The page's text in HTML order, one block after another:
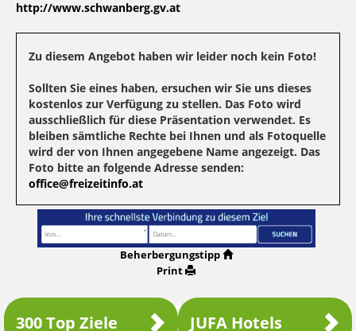
http://www.schwanberg.gv.at
Zu diesem Angebot haben wir leider noch kein Foto!
Sollten Sie eines haben, ersuchen wir Sie uns dieses
kostenlos zur Verfügung zu stellen. Das Foto wird
ausschließlich für diese Präsentation verwendet. Es
bleiben sämtliche Rechte bei Ihnen und als Fotoquelle
wird der von Ihnen angegebene Name angezeigt. Das
Foto bitte an folgende Adresse senden:
office@freizeitinfo.at
Beherbergungstipp
Print
300 Top Ziele JUFA Hotels